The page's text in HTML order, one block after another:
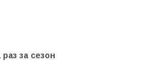
за сезон